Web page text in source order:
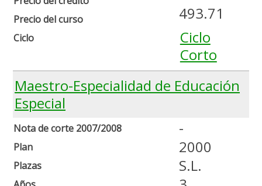
Precio del curso
Ciclo
493.71
Ciclo
Corto
Maestro-Especialidad de Educación
Especial
Nota de corte 2007/2008
Plan
Plazas
-
2000
S.L.